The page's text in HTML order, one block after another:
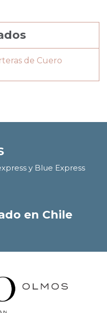
de Cuero
y Blue Express
en Chile